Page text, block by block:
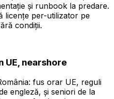
și runbook la predare.
licențe per-utilizator pe
condiții.
UE, nearshore
fus orar UE, reguli
engleză, și seniori de la